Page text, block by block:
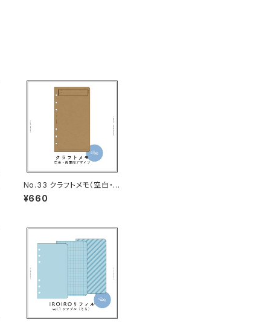
No.33 クラフトメモ（空白・バ
イブルサイズ）
¥660